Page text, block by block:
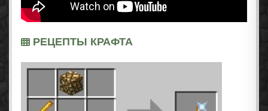
РЕЦЕПТЫ КРАФТА